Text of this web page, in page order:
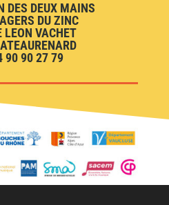
DES DEUX MAINS
DU ZINC
LEON VACHET
90 90 27 79